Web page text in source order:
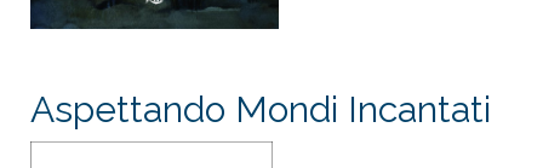
Aspettando Mondi Incantati